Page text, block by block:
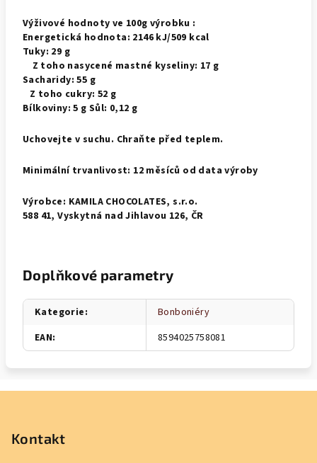
Výživové hodnoty ve 100g výrobku :
Energetická hodnota: 2146 kJ/509 kcal
Tuky: 29 g
Z toho nasycené mastné kyseliny: 17 g
Sacharidy: 55 g
Z toho cukry: 52 g
Bílkoviny: 5 g Sůl: 0,12 g
Uchovejte v suchu. Chraňte před teplem.
Minimální trvanlivost: 12 měsíců od data výroby
Výrobce: KAMILA CHOCOLATES, s.r.o.
588 41, Vyskytná nad Jihlavou 126, ČR
Doplňkové parametry
Kategorie:
Bonboniéry
EAN: 8594025758081
Kontakt